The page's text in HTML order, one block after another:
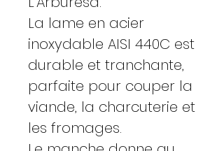
La lame en acier
inoxydable AISI 440C est
durable et tranchante,
parfaite pour couper la
viande, la charcuterie et
les fromages.